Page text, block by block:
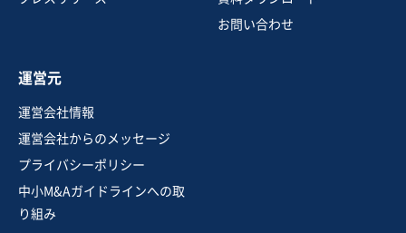
お問い合わせ
運営元
運営会社情報
運営会社からのメッセージ
プライバシーポリシー
中小M&Aガイドラインへの取
り組み